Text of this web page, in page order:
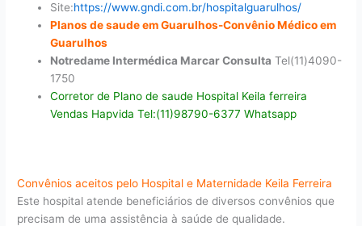
Site:https://www.gndi.com.br/hospitalguarulhos/
Planos de saude em Guarulhos-Convênio Médico em
Guarulhos
Notredame Intermédica Marcar Consulta Tel(11)4090-
1750
Corretor de Plano de saude Hospital Keila ferreira
Vendas Hapvida Tel:(11)98790-6377 Whatsapp
Convênios aceitos pelo Hospital e Maternidade Keila Ferreira
Este hospital atende beneficiários de diversos convênios que
precisam de uma assistência à saúde de qualidade.